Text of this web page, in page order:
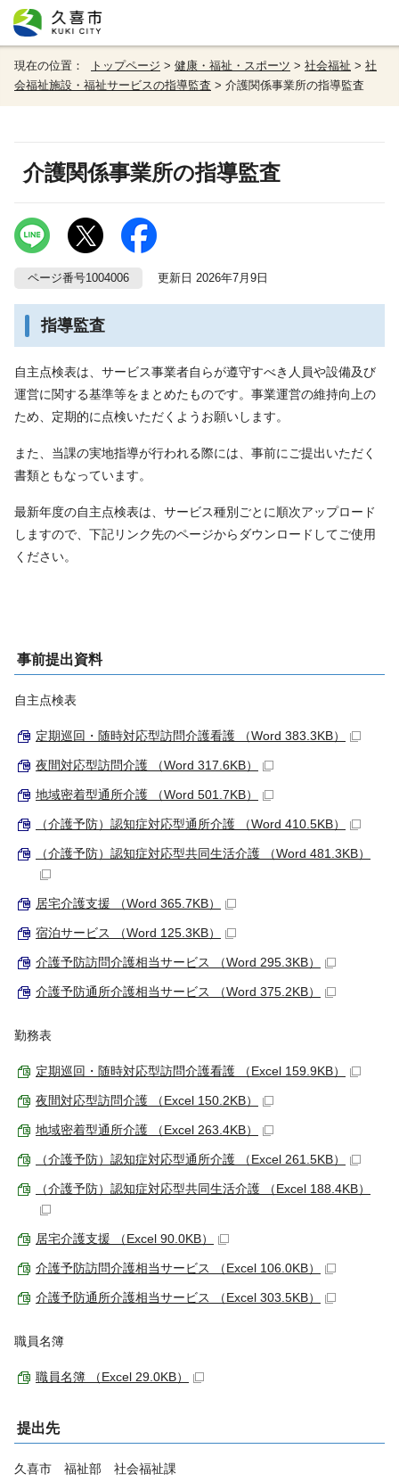
現在の位置： トップページ > 健康・福祉・スポーツ > 社会福祉 > 社
会福祉施設・福祉サービスの指導監査 > 介護関係事業所の指導監査
介護関係事業所の指導監査
ページ番号1004006 更新日 2026年7月9日
指導監査
自主点検表は、サービス事業者自らが遵守すべき人員や設備及び
運営に関する基準等をまとめたものです。事業運営の維持向上の
ため、定期的に点検いただくようお願いします。
また、当課の実地指導が行われる際には、事前にご提出いただく
書類ともなっています。
最新年度の自主点検表は、サービス種別ごとに順次アップロード
しますので、下記リンク先のページからダウンロードしてご使用
ください。
事前提出資料
自主点検表
定期巡回・随時対応型訪問介護看護 （Word 383.3KB）
夜間対応型訪問介護 （Word 317.6KB）
地域密着型通所介護 （Word 501.7KB）
（介護予防）認知症対応型通所介護 （Word 410.5KB）
（介護予防）認知症対応型共同生活介護 （Word 481.3KB）
居宅介護支援 （Word 365.7KB）
宿泊サービス （Word 125.3KB）
介護予防訪問介護相当サービス （Word 295.3KB）
介護予防通所介護相当サービス （Word 375.2KB）
勤務表
定期巡回・随時対応型訪問介護看護 （Excel 159.9KB）
夜間対応型訪問介護 （Excel 150.2KB）
地域密着型通所介護 （Excel 263.4KB）
（介護予防）認知症対応型通所介護 （Excel 261.5KB）
（介護予防）認知症対応型共同生活介護 （Excel 188.4KB）
居宅介護支援 （Excel 90.0KB）
介護予防訪問介護相当サービス （Excel 106.0KB）
介護予防通所介護相当サービス （Excel 303.5KB）
職員名簿
職員名簿 （Excel 29.0KB）
提出先
久喜市 福祉部 社会福祉課